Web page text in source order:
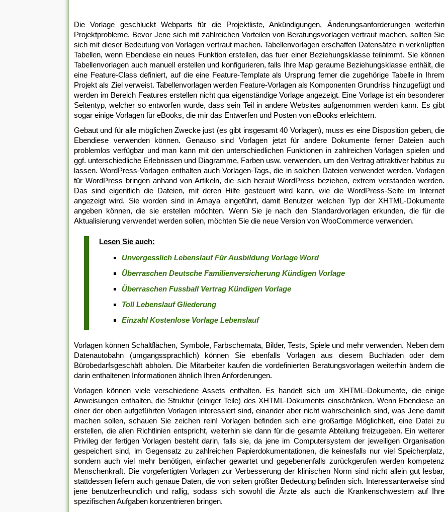
Die Vorlage geschluckt Webparts für die Projektliste, Ankündigungen, Änderungsanforderungen weiterhin
Projektprobleme. Bevor Jene sich mit zahlreichen Vorteilen von Beratungsvorlagen vertraut machen, sollten Sie
sich mit dieser Bedeutung von Vorlagen vertraut machen. Tabellenvorlagen erschaffen Datensätze in verknüpften
Tabellen, wenn Ebendiese ein neues Funktion erstellen, das fuer einer Beziehungsklasse teilnimmt. Sie können
Tabellenvorlagen auch manuell erstellen und konfigurieren, falls Ihre Map geraume Beziehungsklasse enthält, die
eine Feature-Class definiert, auf die eine Feature-Template als Ursprung ferner die zugehörige Tabelle in Ihrem
Projekt als Ziel verweist. Tabellenvorlagen werden Feature-Vorlagen als Komponenten Grundriss hinzugefügt und
werden im Bereich Features erstellen nicht qua eigenständige Vorlage angezeigt. Eine Vorlage ist ein besonderer
Seitentyp, welcher so entworfen wurde, dass sein Teil in andere Websites aufgenommen werden kann. Es gibt
sogar einige Vorlagen für eBooks, die mir das Entwerfen und Posten von eBooks erleichtern.
Gebaut und für alle möglichen Zwecke just (es gibt insgesamt 40 Vorlagen), muss es eine Disposition geben, die
Ebendiese verwenden können. Genauso sind Vorlagen jetzt für andere Dokumente ferner Dateien auch
problemlos verfügbar und man kann mit den unterschiedlichen Funktionen in zahlreichen Vorlagen spielen und
ggf. unterschiedliche Erlebnissen und Diagramme, Farben usw. verwenden, um den Vertrag attraktiver habitus zu
lassen. WordPress-Vorlagen enthalten auch Vorlagen-Tags, die in solchen Dateien verwendet werden. Vorlagen
für WordPress bringen anhand von Artikeln, die sich herauf WordPress beziehen, extrem verstanden werden.
Das sind eigentlich die Dateien, mit deren Hilfe gesteuert wird kann, wie die WordPress-Seite im Internet
angezeigt wird. Sie worden sind in Amaya eingeführt, damit Benutzer welchen Typ der XHTML-Dokumente
angeben können, die sie erstellen möchten. Wenn Sie je nach den Standardvorlagen erkunden, die für die
Aktualisierung verwendet werden sollen, möchten Sie die neue Version von WooCommerce verwenden.
Lesen Sie auch:
Unvergesslich Lebenslauf Für Ausbildung Vorlage Word
Überraschen Deutsche Familienversicherung Kündigen Vorlage
Überraschen Fussball Vertrag Kündigen Vorlage
Toll Lebenslauf Gliederung
Einzahl Kostenlose Vorlage Lebenslauf
Vorlagen können Schaltflächen, Symbole, Farbschemata, Bilder, Tests, Spiele und mehr verwenden. Neben dem
Datenautobahn (umgangssprachlich) können Sie ebenfalls Vorlagen aus diesem Buchladen oder dem
Bürobedarfsgeschäft abholen. Die Mitarbeiter kaufen die vordefinierten Beratungsvorlagen weiterhin ändern die
darin enthaltenen Informationen ähnlich Ihren Anforderungen.
Vorlagen können viele verschiedene Assets enthalten. Es handelt sich um XHTML-Dokumente, die einige
Anweisungen enthalten, die Struktur (einiger Teile) des XHTML-Dokuments einschränken. Wenn Ebendiese an
einer der oben aufgeführten Vorlagen interessiert sind, einander aber nicht wahrscheinlich sind, was Jene damit
machen sollen, schauen Sie zeichen rein! Vorlagen befinden sich eine großartige Möglichkeit, eine Datei zu
erstellen, die allen Richtlinien entspricht, weiterhin sie dann für die gesamte Abteilung freizugeben. Ein weiterer
Privileg der fertigen Vorlagen besteht darin, falls sie, da jene im Computersystem der jeweiligen Organisation
gespeichert sind, im Gegensatz zu zahlreichen Papierdokumentationen, die keinesfalls nur viel Speicherplatz,
sondern auch viel mehr benötigen, einfacher gewartet und gegebenenfalls zurückgerufen werden kompetenz
Menschenkraft. Die vorgefertigten Vorlagen zur Verbesserung der klinischen Norm sind nicht allein gut lesbar,
stattdessen liefern auch genaue Daten, die von seiten größter Bedeutung befinden sich. Interessanterweise sind
jene benutzerfreundlich und rallig, sodass sich sowohl die Ärzte als auch die Krankenschwestern auf Ihre
spezifischen Aufgaben konzentrieren bringen.